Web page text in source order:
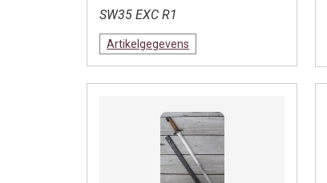
SW35 EXC R1
Artikelgegevens